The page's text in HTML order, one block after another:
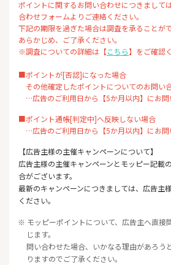
ポイントに関するお問い合わせにつきまして
合わせフォームよりご連絡ください。
下記の期限を過ぎた場合は調査を承ることが
あらかじめ、ご了承ください。
※調査についての詳細は【こちら】をご確認
■ポイントが[否認]になった場合
その他確定したポイントについてのお問い
…広告のご利用日から【5か月以内】にお問
■ポイント通帳[判定中]へ反映しない場合
…広告のご利用日から【5か月以内】にお問
【広告主様の主催キャンペーンについて】
広告主様の主催キャンペーンとモッピー記載
合がございます。
最新のキャンペーンにつきましては、広告主
ください。
※ モッピーポイントについて、広告主へ直接
じます。
問い合わせた場合、いかなる理由があろう
りますのでご了承ください。